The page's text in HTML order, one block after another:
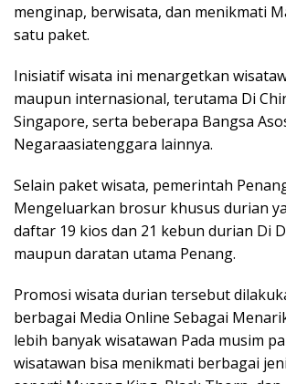
menginap, berwisata, dan menikmati
satu paket.
Inisiatif wisata ini menargetkan
maupun internasional, terutama Di
Singapore, serta beberapa Bangsa
Negaraasiatenggara lainnya.
Selain paket wisata, pemerintah
Mengeluarkan brosur khusus durian
daftar 19 kios dan 21 kebun durian Di
maupun daratan utama Penang.
Promosi wisata durian tersebut
berbagai Media Online Sebagai
lebih banyak wisatawan Pada musim
wisatawan bisa menikmati berbagai